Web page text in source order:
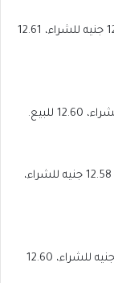
سعر الريال السعودي في بنك قناة السويس: 12.53 جنيه للشراء، 12.61
سعر الريال السعودي في المصرف العربى الدولى: 12.58 جنيه للشراء،
سعر الريال السعودي في المصرف المتحد: 12.16 جنيه للشراء، 12.60